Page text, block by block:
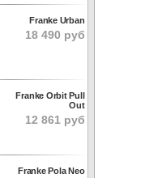
Franke Urban
18 490 руб
Franke Orbit Pull
Out
12 861 руб
Franke Pola Neo